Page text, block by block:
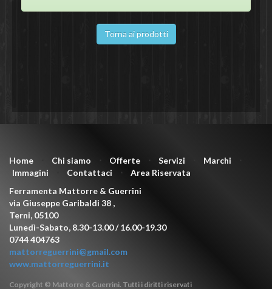
Torna ai prodotti
Home Chi siamo ⋅ Offerte ⋅ Servizi Marchi
Immagini
Contattaci ⋅
Area Riservata
Ferramenta Mattorre & Guerrini
via Giuseppe Garibaldi 38 ,
Terni, 05100
Lunedì-Sabato, 8.30-13.00 / 16.00-19.30
0744 404763
mattorreguerrini@gmail.com
www.mattorreguerrini.it
Copyright © Mattorre & Guerrini. Tutti i diritti riservati